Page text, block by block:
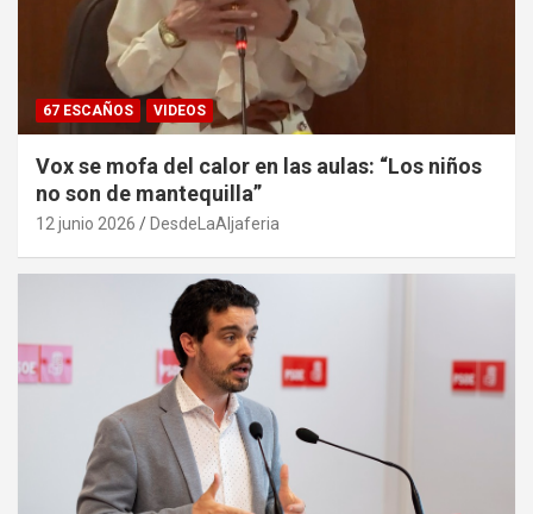
67 ESCAÑOS VIDEOS
Vox se mofa del calor en las aulas: “Los niños
no son de mantequilla”
12 junio 2026 DesdeLaAljaferia